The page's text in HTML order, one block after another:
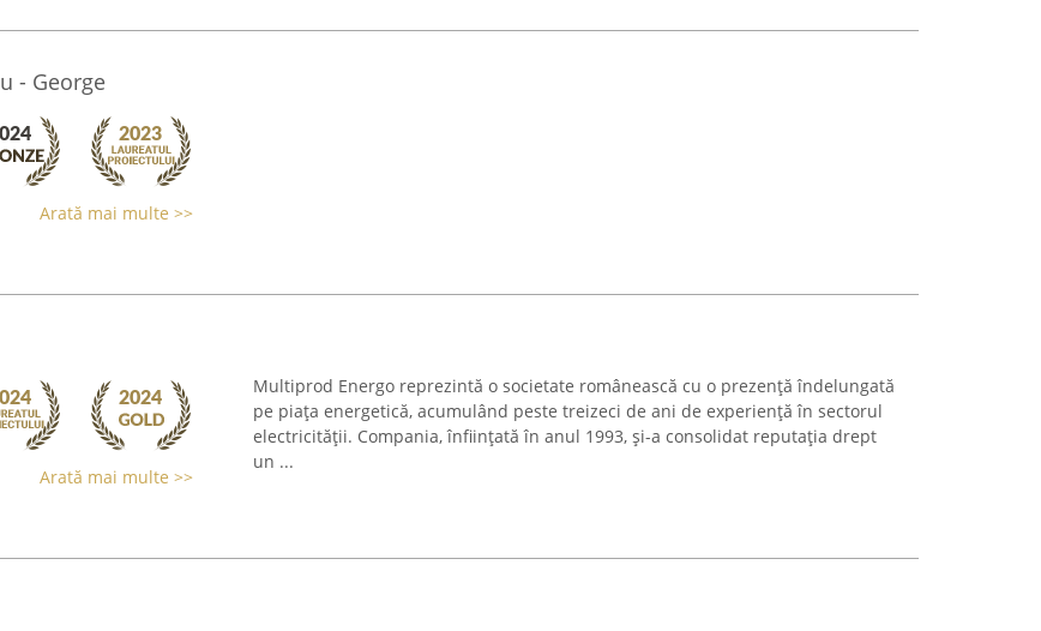
- George
Arată mai multe >>
Arată mai multe >>
Multiprod Energo reprezintă o societate românească cu o prezență îndelungată
pe piața energetică, acumulând peste treizeci de ani de experiență în sectorul
electricității. Compania, înființată în anul 1993, și-a consolidat reputația drept
un ...